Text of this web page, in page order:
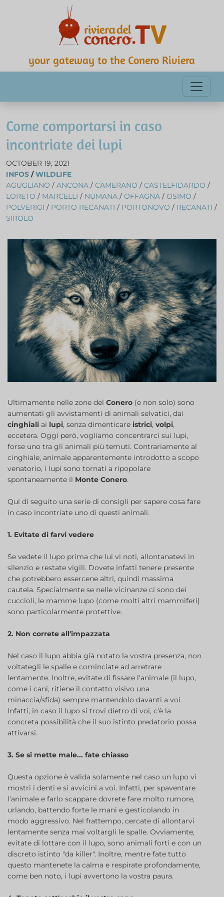
your gateway to the Conero Riviera
Come comportarsi in caso
incontriate dei lupi
OCTOBER 19, 2021
INFOS /WILDLIFE
AGUGLIANO / ANCONA / CAMERANO / CASTELFIDARDO /
LORETO / MARCELLI / NUMANA / OFFAGNA / OSIMO /
POLVERIGI / PORTO RECANATI / PORTONOVO / RECANATI /
SIROLO
Ultimamente nelle zone del Conero (e non solo) sono
aumentati gli avvistamenti di animali selvatici, dai
cinghiali ai lupi, senza dimenticare istrici, volpi,
eccetera. Oggi però, vogliamo concentrarci sui lupi,
forse uno tra gli animali più temuti. Contrariamente al
cinghiale, animale apparentemente introdotto a scopo
venatorio, i lupi sono tornati a ripopolare
spontaneamente il Monte Conero.
Qui di seguito una serie di consigli per sapere cosa fare
in caso incontriate uno di questi animali.
1. Evitate di farvi vedere
Se vedete il lupo prima che lui vi noti, allontanatevi in
silenzio e restate vigili. Dovete infatti tenere presente
che potrebbero essercene altri, quindi massima
cautela. Specialmente se nelle vicinanze ci sono dei
cuccioli, le mamme lupo (come molti altri mammiferi)
sono particolarmente protettive.
2. Non correte all'impazzata
Nel caso il lupo abbia già notato la vostra presenza, non
voltategli le spalle e cominciate ad arretrare
lentamente. Inoltre, evitate di fissare l'animale (il lupo,
come i cani, ritiene il contatto visivo una
minaccia/sfida) sempre mantendolo davanti a voi.
Infatti, in caso il lupo si trovi dietro di voi, c'è la
concreta possibilità che il suo istinto predatorio possa
attivarsi.
3. Se si mette male... fate chiasso
Questa opzione è valida solamente nel caso un lupo vi
mostri i denti e si avvicini a voi. Infatti, per spaventare
l'animale e farlo scappare dovrete fare molto rumore,
urlando, battendo forte le mani e gesticolando in
modo aggressivo. Nel frattempo, cercate di allontarvi
lentamente senza mai voltargli le spalle. Ovviamente,
evitate di lottare con il lupo, sono animali forti e con un
discreto istinto "da killer". Inoltre, mentre fate tutto
questo mantenete la calma e respirate profondamente,
come ben noto, i lupi avvertono la vostra paura.